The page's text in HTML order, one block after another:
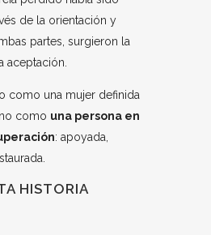
de la orientación y
partes, surgieron la
aceptación.
como una mujer definida
como una persona en
: apoyada,
HISTORIA